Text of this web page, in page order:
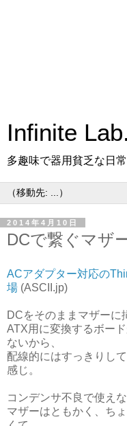
Infinite Lab.
多趣味で器用貧乏な日常
2014年4月10日
DCで繋ぐマザ
ACアダプター対応の
場 (ASCII.jp)
DCをそのままマザーに
ATX用に変換するボー
ないから、
配線的にはすっきりし
感じ。
コンデンサ不良で使え
マザーはともかく、ち